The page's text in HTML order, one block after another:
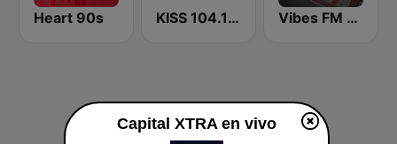
Heart 90s KISS 104.1 FM Vibes FM 93.8
Capital XTRA en vivo